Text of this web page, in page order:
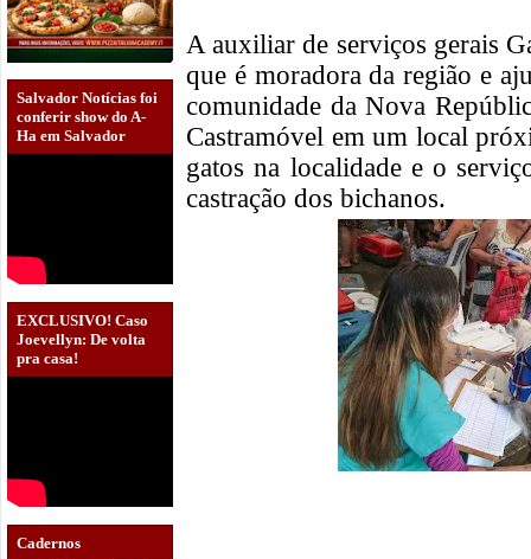
Salvador Notícias foi
conferir show do A-
Ha em Salvador
EXCLUSIVO! Caso
Joevellyn: De volta
pra casa!
Cadernos
A auxiliar de serviços gerais
que é moradora da região e
comunidade da Nova
Castramóvel em um local
gatos na localidade e o
castração dos bichanos.